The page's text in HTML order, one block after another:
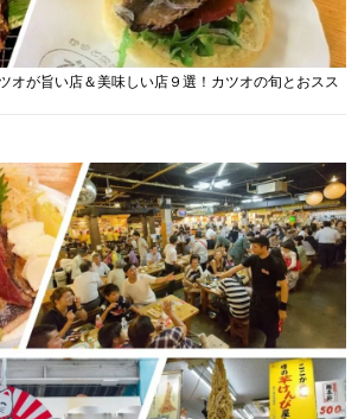
オが旨い店＆美味しい店９選！カツオの旬とおスス